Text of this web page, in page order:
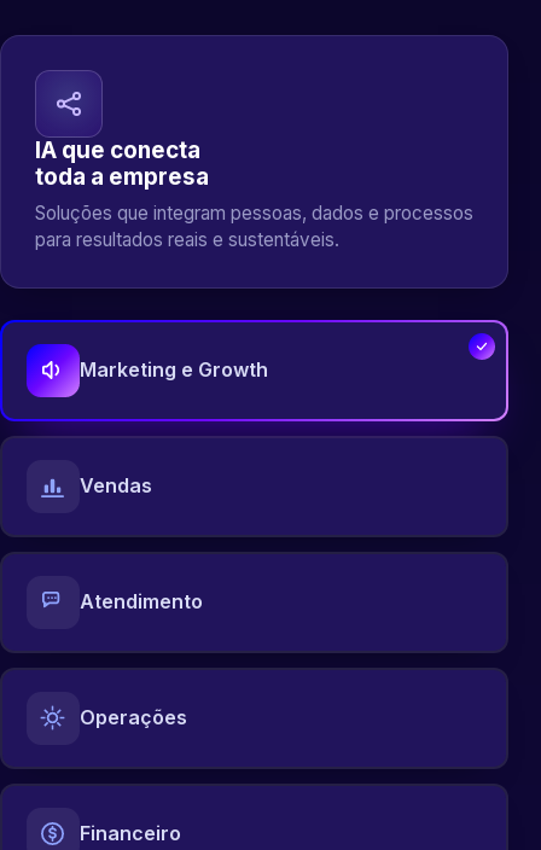
IA que conecta
toda a empresa
Soluções que integram pessoas, dados e processos
para resultados reais e sustentáveis.
Marketing e Growth
Vendas
Atendimento
Operações
Financeiro